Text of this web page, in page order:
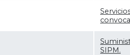
SIPM.